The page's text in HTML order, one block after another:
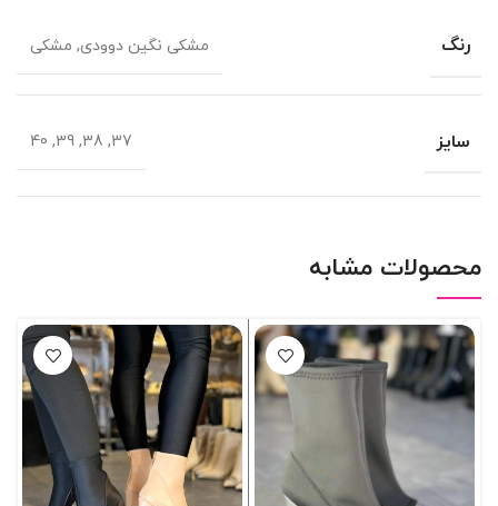
رنگ مشکی نگین دوودی, مشکی
سایز 37, 38, 39, 40
محصولات مشابه